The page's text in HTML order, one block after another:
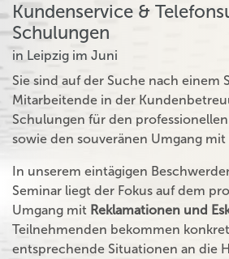
Kundenservice &
Schulungen
in Leipzig im Juni
Sie sind auf der Suche nach einem
Mitarbeitende in der
Schulungen für den
sowie den souveränen Umgang mit
In unserem eintägigen
Seminar liegt der Fokus auf dem
Umgang mit Reklamationen und
Teilnehmenden bekommen
entsprechende Situationen an die